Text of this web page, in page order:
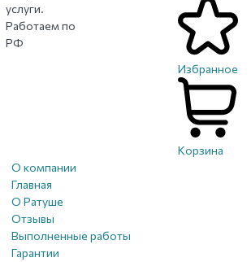
услуги.
Работаем по
РФ
Избранное
Корзина
О компании
Главная
О Ратуше
Отзывы
Выполненные работы
Гарантии